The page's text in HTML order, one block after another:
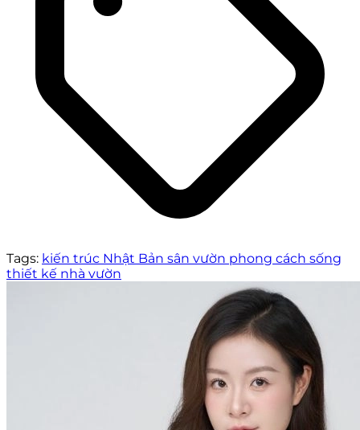
Tags: kiến trúc Nhật Bản sân vườn phong cách sống
thiết kế nhà vườn